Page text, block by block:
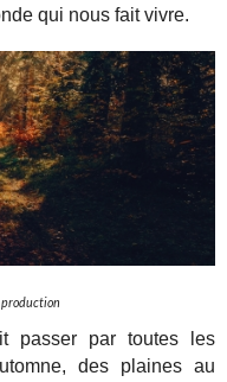
qui nous fait vivre.
passer par toutes les
des plaines au